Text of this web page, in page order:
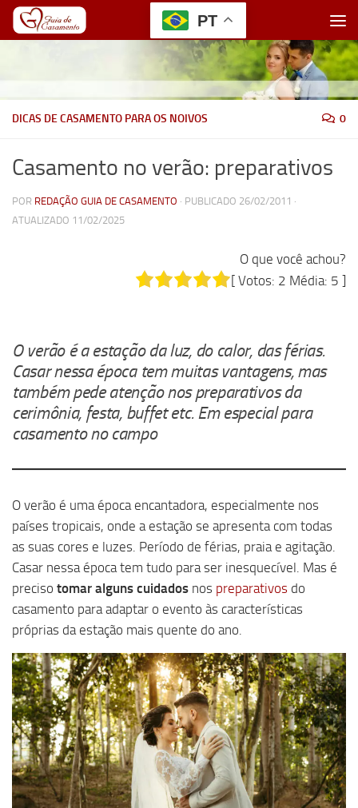
Skip to content
DICAS DE CASAMENTO PARA OS NOIVOS 0
Casamento no verão: preparativos
POR REDAÇÃO GUIA DE CASAMENTO · PUBLICADO 26/02/2011 ·
ATUALIZADO 11/02/2025
O que você achou?
[ Votos: 2 Média: 5 ]
O verão é a estação da luz, do calor, das férias.
Casar nessa época tem muitas vantagens, mas
também pede atenção nos preparativos da
cerimônia, festa, buffet etc. Em especial para
casamento no campo
O verão é uma época encantadora, especialmente nos
países tropicais, onde a estação se apresenta com todas
as suas cores e luzes. Período de férias, praia e agitação.
Casar nessa época tem tudo para ser inesquecível. Mas é
preciso tomar alguns cuidados nos preparativos do
casamento para adaptar o evento às características
próprias da estação mais quente do ano.
PT